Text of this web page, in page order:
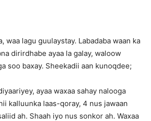
waa lagu guulaystay. Labadaba waan ka
dirirdhabe ayaa la galay, waloow
soo baxay. Sheekadii aan kunoqdee;
ayaa waxaa sahay nalooga
kalluunka laas-qoray, 4 nus jawaan
ah. Shaah iyo nus sonkor ah. Waxaa